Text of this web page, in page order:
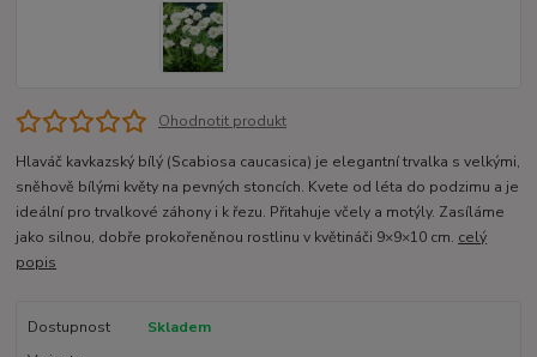
Ohodnotit produkt
Hlaváč kavkazský bílý (Scabiosa caucasica) je elegantní trvalka s velkými,
sněhově bílými květy na pevných stoncích. Kvete od léta do podzimu a je
ideální pro trvalkové záhony i k řezu. Přitahuje včely a motýly. Zasíláme
jako silnou, dobře prokořeněnou rostlinu v květináči 9×9×10 cm. celý
popis
Dostupnost
Skladem